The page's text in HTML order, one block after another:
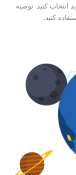
انتخاب کنید. توصیه
کنید.